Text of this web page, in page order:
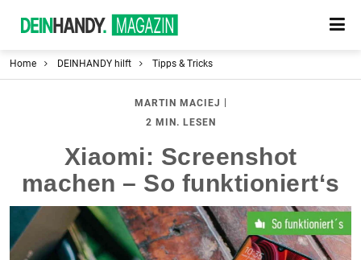
Home DEINHANDY hilft Tipps & Tricks
MARTIN MACIEJ
2 MIN. LESEN
Xiaomi: Screenshot
machen – So funktioniert‘s